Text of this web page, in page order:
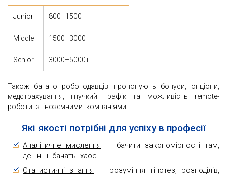
Junior 800–1500
Middle 1500–3000
Senior 3000–5000+
Також багато роботодавців пропонують бонуси, опціони,
медстрахування, гнучкий графік та можливість remote-
роботи з іноземними компаніями.
Які якості потрібні для успіху в професії
Аналітичне мислення — бачити закономірності там,
де інші бачать хаос
Статистичні знання — розуміння гіпотез, розподілів,